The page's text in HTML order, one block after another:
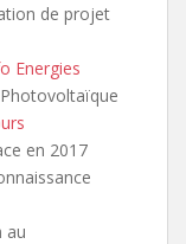
de projet
Energies
en 2017
au